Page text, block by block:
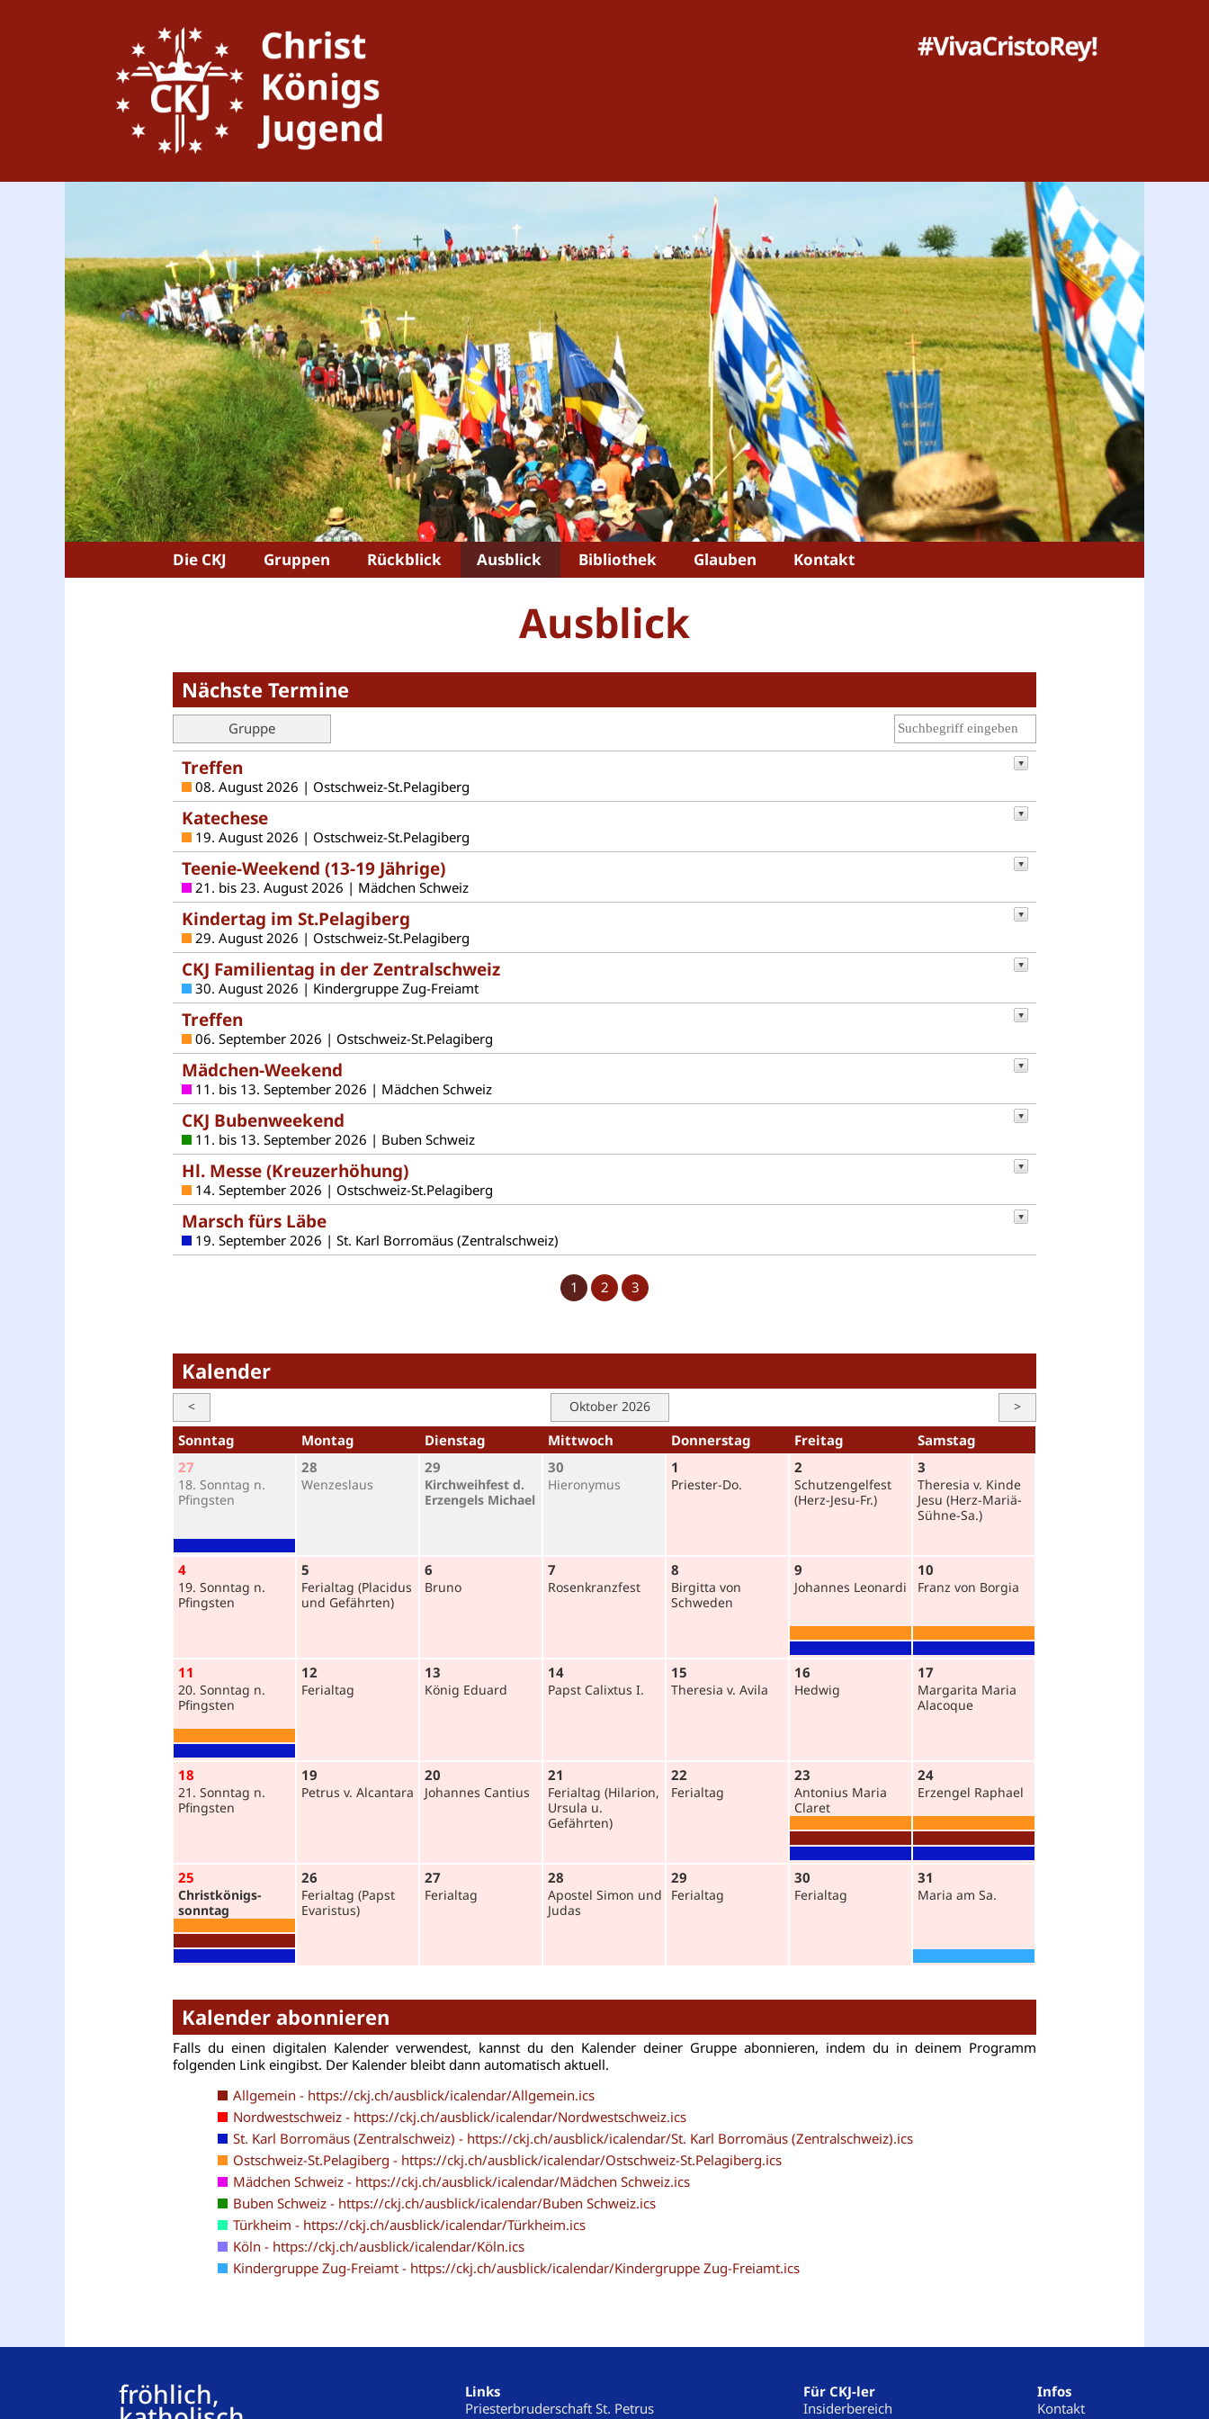
Die CKJ Gruppen Rückblick Ausblick Bibliothek Glauben Kontakt
Ausblick
Nächste Termine
Gruppe
Treffen
08. August 2026 | Ostschweiz-St.Pelagiberg
Katechese
19. August 2026 | Ostschweiz-St.Pelagiberg
Teenie-Weekend (13-19 Jährige)
21. bis 23. August 2026 | Mädchen Schweiz
Kindertag im St.Pelagiberg
29. August 2026 | Ostschweiz-St.Pelagiberg
CKJ Familientag in der Zentralschweiz
30. August 2026 | Kindergruppe Zug-Freiamt
Treffen
06. September 2026 | Ostschweiz-St.Pelagiberg
Mädchen-Weekend
11. bis 13. September 2026 | Mädchen Schweiz
CKJ Bubenweekend
11. bis 13. September 2026 | Buben Schweiz
Hl. Messe (Kreuzerhöhung)
14. September 2026 | Ostschweiz-St.Pelagiberg
Marsch fürs Läbe
19. September 2026 | St. Karl Borromäus (Zentralschweiz)
1 2 3
Kalender
< >
Oktober 2026
Sonntag Montag Dienstag Mittwoch Donnerstag Freitag
Samstag
27
18. Sonntag n.
Pfingsten
28
Wenzeslaus
29
Kirchweihfest d.
Erzengels Michael
30
Hieronymus
1
Prie­ster-Do.
2
Schutzengel­fest
(Herz-Jesu-Fr.)
3
Theresia v. Kinde
Jesu (Herz-Mariä-
Sühne-Sa.)
4
19. Sonntag n.
Pfingsten
5
Ferialtag (Placidus
und Gefährten)
6
Bruno
7
Rosenkranz­fest
8
Birgitta von
Schweden
9
Johannes Leonardi
10
Franz von Borgia
11
20. Sonntag n.
Pfingsten
12
Ferialtag
13
König Eduard
14
Papst Calixtus I.
15
Theresia v. Avila
16
Hedwig
17
Margarita Maria
Alacoque
18
21. Sonntag n.
Pfingsten
19
Petrus v. Alcantara
20
Johannes Cantius
21
Ferialtag (Hilarion,
Ursula u.
Gefährten)
22
Ferialtag
23
Antonius Maria
Claret
24
Erzengel Raphael
25
Christ­königs­
sonntag
26
Ferialtag (Papst
Evaristus)
27
Ferialtag
28
Apostel Simon und
Judas
29
Ferialtag
30
Ferialtag
31
Maria am Sa.
Kalender abonnieren
Falls du einen digitalen Kalender verwendest, kannst du den Kalender deiner Gruppe abonnieren, indem du in deinem Programm
folgenden Link eingibst. Der Kalender bleibt dann automatisch aktuell.
Allgemein - https://ckj.ch/ausblick/icalendar/Allgemein.ics
Nordwestschweiz - https://ckj.ch/ausblick/icalendar/Nordwestschweiz.ics
St. Karl Borromäus (Zentralschweiz) - https://ckj.ch/ausblick/icalendar/St. Karl Borromäus (Zentralschweiz).ics
Ostschweiz-St.Pelagiberg - https://ckj.ch/ausblick/icalendar/Ostschweiz-St.Pelagiberg.ics
Mädchen Schweiz - https://ckj.ch/ausblick/icalendar/Mädchen Schweiz.ics
Buben Schweiz - https://ckj.ch/ausblick/icalendar/Buben Schweiz.ics
Türkheim - https://ckj.ch/ausblick/icalendar/Türkheim.ics
Köln - https://ckj.ch/ausblick/icalendar/Köln.ics
Kindergruppe Zug-Freiamt - https://ckj.ch/ausblick/icalendar/Kindergruppe Zug-Freiamt.ics
fröhlich,
Links
Priesterbruderschaft St. Petrus
Für CKJ-ler
Insiderbereich
Infos
Kontakt